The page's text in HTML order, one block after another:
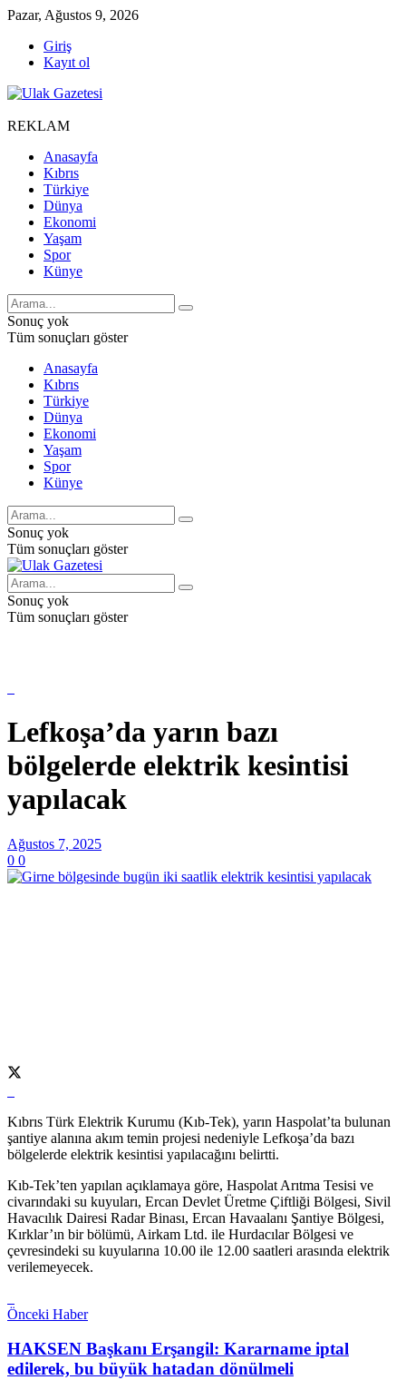
Pazar, Ağustos 9, 2026
Giriş
Kayıt ol
REKLAM
Anasayfa
Kıbrıs
Türkiye
Dünya
Ekonomi
Yaşam
Spor
Künye
Sonuç yok
Tüm sonuçları göster
Anasayfa
Kıbrıs
Türkiye
Dünya
Ekonomi
Yaşam
Spor
Künye
Sonuç yok
Tüm sonuçları göster
Sonuç yok
Tüm sonuçları göster
Lefkoşa’da yarın bazı
bölgelerde elektrik kesintisi
yapılacak
Ağustos 7, 2025
0 0
Kıbrıs Türk Elektrik Kurumu (Kıb-Tek), yarın Haspolat’ta bulunan
şantiye alanına akım temin projesi nedeniyle Lefkoşa’da bazı
bölgelerde elektrik kesintisi yapılacağını belirtti.
Kıb-Tek’ten yapılan açıklamaya göre, Haspolat Arıtma Tesisi ve
civarındaki su kuyuları, Ercan Devlet Üretme Çiftliği Bölgesi, Sivil
Havacılık Dairesi Radar Binası, Ercan Havaalanı Şantiye Bölgesi,
Kırklar’ın bir bölümü, Airkam Ltd. ile Hurdacılar Bölgesi ve
çevresindeki su kuyularına 10.00 ile 12.00 saatleri arasında elektrik
verilemeyecek.
Önceki Haber
HAKSEN Başkanı Erşangil: Kararname iptal
edilerek, bu büyük hatadan dönülmeli